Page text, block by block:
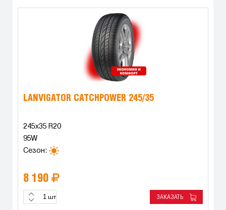
LANVIGATOR CATCHPOWER 245/35
245x35 R20
95W
Сезон:
8 190
шт ЗАКАЗАТЬ